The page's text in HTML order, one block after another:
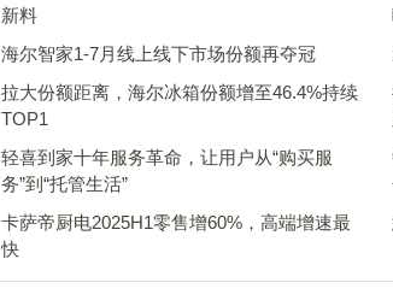
新料
海尔智家1-7月线上线下市场份额再夺冠
拉大份额距离，海尔冰箱份额增至46.4%持续
TOP1
轻喜到家十年服务革命，让用户从“购买服
务”到“托管生活”
卡萨帝厨电2025H1零售增60%，高端增速最
快